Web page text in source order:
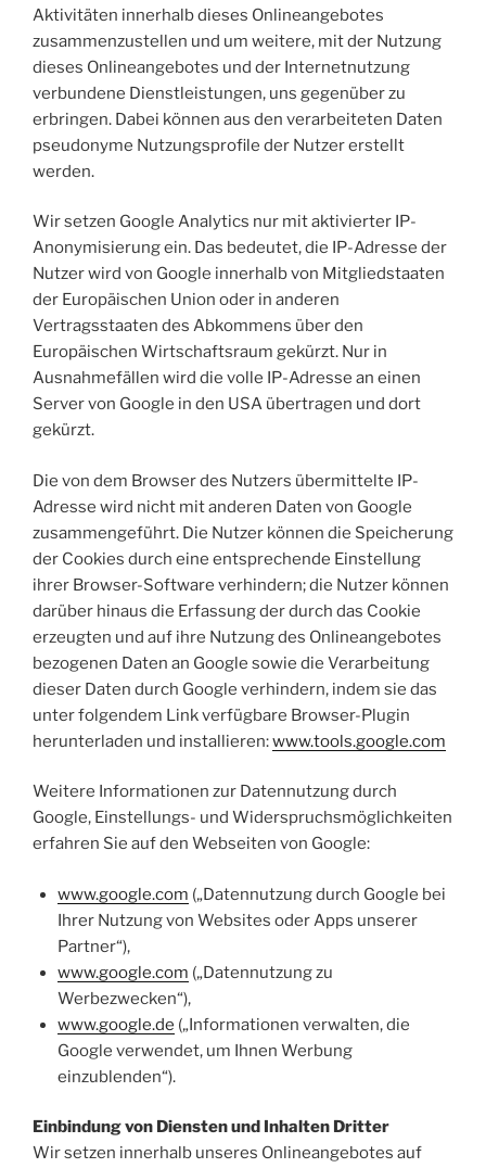
Aktivitäten innerhalb dieses Onlineangebotes
zusammenzustellen und um weitere, mit der Nutzung
dieses Onlineangebotes und der Internetnutzung
verbundene Dienstleistungen, uns gegenüber zu
erbringen. Dabei können aus den verarbeiteten Daten
pseudonyme Nutzungsprofile der Nutzer erstellt
werden.
Wir setzen Google Analytics nur mit aktivierter IP-
Anonymisierung ein. Das bedeutet, die IP-Adresse der
Nutzer wird von Google innerhalb von Mitgliedstaaten
der Europäischen Union oder in anderen
Vertragsstaaten des Abkommens über den
Europäischen Wirtschaftsraum gekürzt. Nur in
Ausnahmefällen wird die volle IP-Adresse an einen
Server von Google in den USA übertragen und dort
gekürzt.
Die von dem Browser des Nutzers übermittelte IP-
Adresse wird nicht mit anderen Daten von Google
zusammengeführt. Die Nutzer können die Speicherung
der Cookies durch eine entsprechende Einstellung
ihrer Browser-Software verhindern; die Nutzer können
darüber hinaus die Erfassung der durch das Cookie
erzeugten und auf ihre Nutzung des Onlineangebotes
bezogenen Daten an Google sowie die Verarbeitung
dieser Daten durch Google verhindern, indem sie das
unter folgendem Link verfügbare Browser-Plugin
herunterladen und installieren:www.tools.google.com
Weitere Informationen zur Datennutzung durch
Google, Einstellungs- und Widerspruchsmöglichkeiten
erfahren Sie auf den Webseiten von Google:
www.google.com („Datennutzung durch Google bei
Ihrer Nutzung von Websites oder Apps unserer
Partner“),
www.google.com („Datennutzung zu
Werbezwecken“),
www.google.de („Informationen verwalten, die
Google verwendet, um Ihnen Werbung
einzublenden“).
Einbindung von Diensten und Inhalten Dritter
Wir setzen innerhalb unseres Onlineangebotes auf